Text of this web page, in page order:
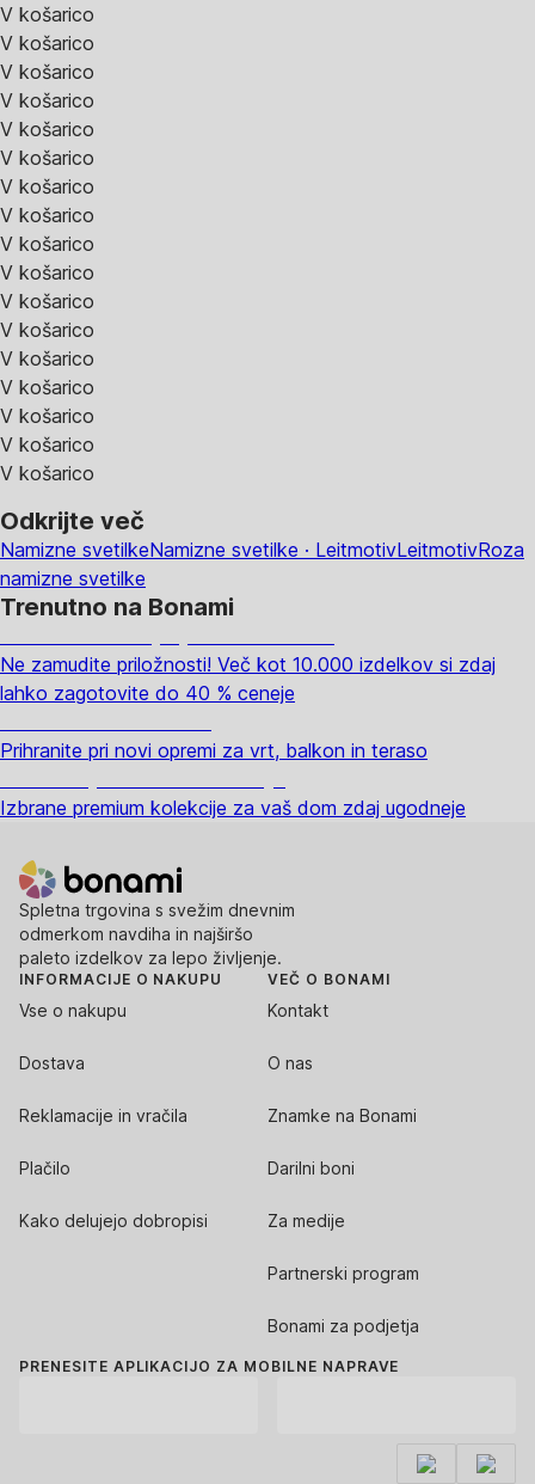
V košarico
V košarico
V košarico
V košarico
V košarico
V košarico
V košarico
V košarico
V košarico
V košarico
V košarico
V košarico
V košarico
V košarico
V košarico
V košarico
V košarico
Odkrijte več
Namizne svetilkeNamizne svetilke · LeitmotivLeitmotivRoza
namizne svetilke
Trenutno na Bonami
Ne zamudite priložnosti! Več kot 10.000 izdelkov si zdaj
lahko zagotovite do 40 % ceneje
Prihranite pri novi opremi za vrt, balkon in teraso
Izbrane premium kolekcije za vaš dom zdaj ugodneje
Spletna trgovina s svežim dnevnim
odmerkom navdiha in najširšo
paleto izdelkov za lepo življenje.
INFORMACIJE O NAKUPU
Vse o nakupu
Dostava
Reklamacije in vračila
Plačilo
Kako delujejo dobropisi
VEČ O BONAMI
Kontakt
O nas
Znamke na Bonami
Darilni boni
Za medije
Partnerski program
Bonami za podjetja
PRENESITE APLIKACIJO ZA MOBILNE NAPRAVE